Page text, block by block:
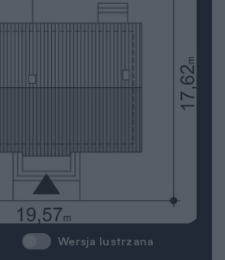
Wersja lustrzana